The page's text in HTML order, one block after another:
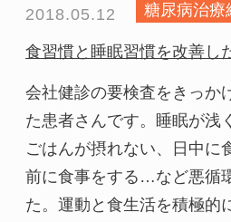
2018.05.12 糖尿病治療
食習慣と睡眠習慣を改善し
会社健診の要検査をきっか
た患者さんです。睡眠が浅
ごはんが摂れない、日中に
前に食事をする…など悪循
た。運動と食生活を積極的